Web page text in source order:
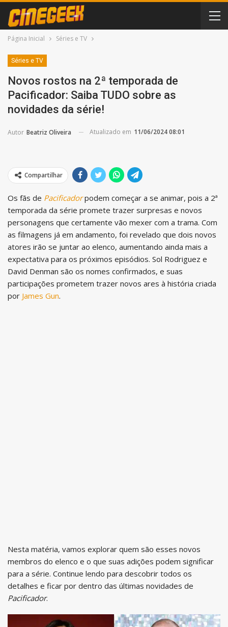
Página Inicial Séries e TV
Séries e TV
Novos rostos na 2ª temporada de
Pacificador: Saiba TUDO sobre as
novidades da série!
Autor Beatriz Oliveira Atualizado em 11/06/2024 08:01
Compartilhar
Os fãs de Pacificadorpodem começar a se animar, pois a 2ª
temporada da série promete trazer surpresas e novos
personagens que certamente vão mexer com a trama. Com
as filmagens já em andamento, foi revelado que dois novos
atores irão se juntar ao elenco, aumentando ainda mais a
expectativa para os próximos episódios. Sol Rodriguez e
David Denman são os nomes confirmados, e suas
participações prometem trazer novos ares à história criada
por James Gun.
Nesta matéria, vamos explorar quem são esses novos
membros do elenco e o que suas adições podem significar
para a série. Continue lendo para descobrir todos os
detalhes e ficar por dentro das últimas novidades de
Pacificador.